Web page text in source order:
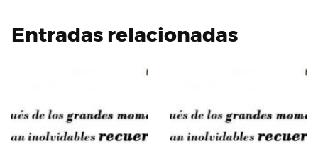
Entradas relacionadas